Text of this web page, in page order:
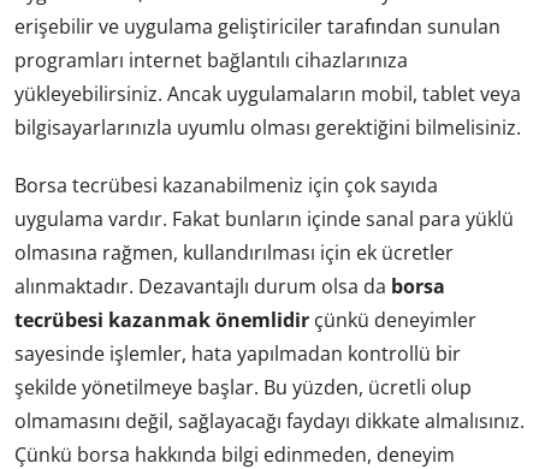
erişebilir ve uygulama geliştiriciler tarafından sunulan
programları internet bağlantılı cihazlarınıza
yükleyebilirsiniz. Ancak uygulamaların mobil, tablet veya
bilgisayarlarınızla uyumlu olması gerektiğini bilmelisiniz.
Borsa tecrübesi kazanabilmeniz için çok sayıda
uygulama vardır. Fakat bunların içinde sanal para yüklü
olmasına rağmen, kullandırılması için ek ücretler
alınmaktadır. Dezavantajlı durum olsa da borsa
tecrübesi kazanmak önemlidir çünkü deneyimler
sayesinde işlemler, hata yapılmadan kontrollü bir
şekilde yönetilmeye başlar. Bu yüzden, ücretli olup
olmamasını değil, sağlayacağı faydayı dikkate almalısınız.
Çünkü borsa hakkında bilgi edinmeden, deneyim